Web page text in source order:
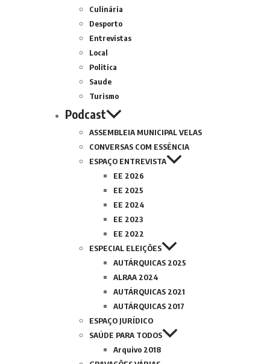
Culinária
Desporto
Entrevistas
Local
Politica
Saude
Turismo
Podcast
ASSEMBLEIA MUNICIPAL VELAS
CONVERSAS COM ESSÊNCIA
ESPAÇO ENTREVISTA
EE 2026
EE 2025
EE 2024
EE 2023
EE 2022
ESPECIAL ELEIÇÕES
AUTÁRQUICAS 2025
ALRAA 2024
AUTÁRQUICAS 2021
AUTÁRQUICAS 2017
ESPAÇO JURÍDICO
SAÚDE PARA TODOS
Arquivo 2018